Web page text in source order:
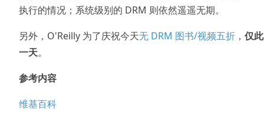
执行的情况；系统级别的 DRM 则依然遥遥无期。
另外，O'Reilly 为了庆祝今天无 DRM 图书/视频五折 ， 仅此
一天。
参考内容
维基百科